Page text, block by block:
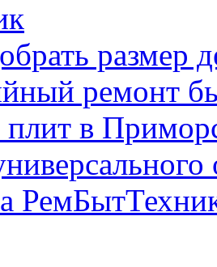
размер
ремонт
плит в